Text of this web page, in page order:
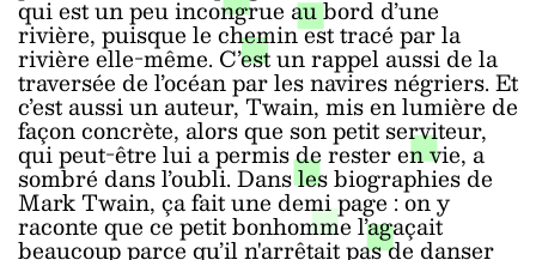
qui est un peu incongrue au bord d’une
rivière, puisque le chemin est tracé par la
rivière elle-même. C’est un rappel aussi de la
traversée de l’océan par les navires négriers. Et
c’est aussi un auteur, Twain, mis en lumière de
façon concrète, alors que son petit serviteur,
qui peut-être lui a permis de rester en vie, a
sombré dans l’oubli. Dans les biographies de
Mark Twain, ça fait une demi page : on y
raconte que ce petit bonhomme l’agaçait
beaucoup parce qu’il n'arrêtait pas de danser